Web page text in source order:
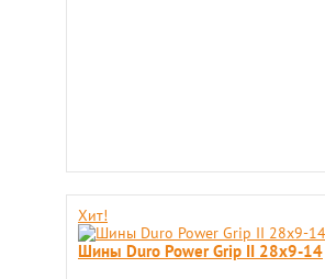
Хит!
Шины Duro Power Grip II 28x9-14